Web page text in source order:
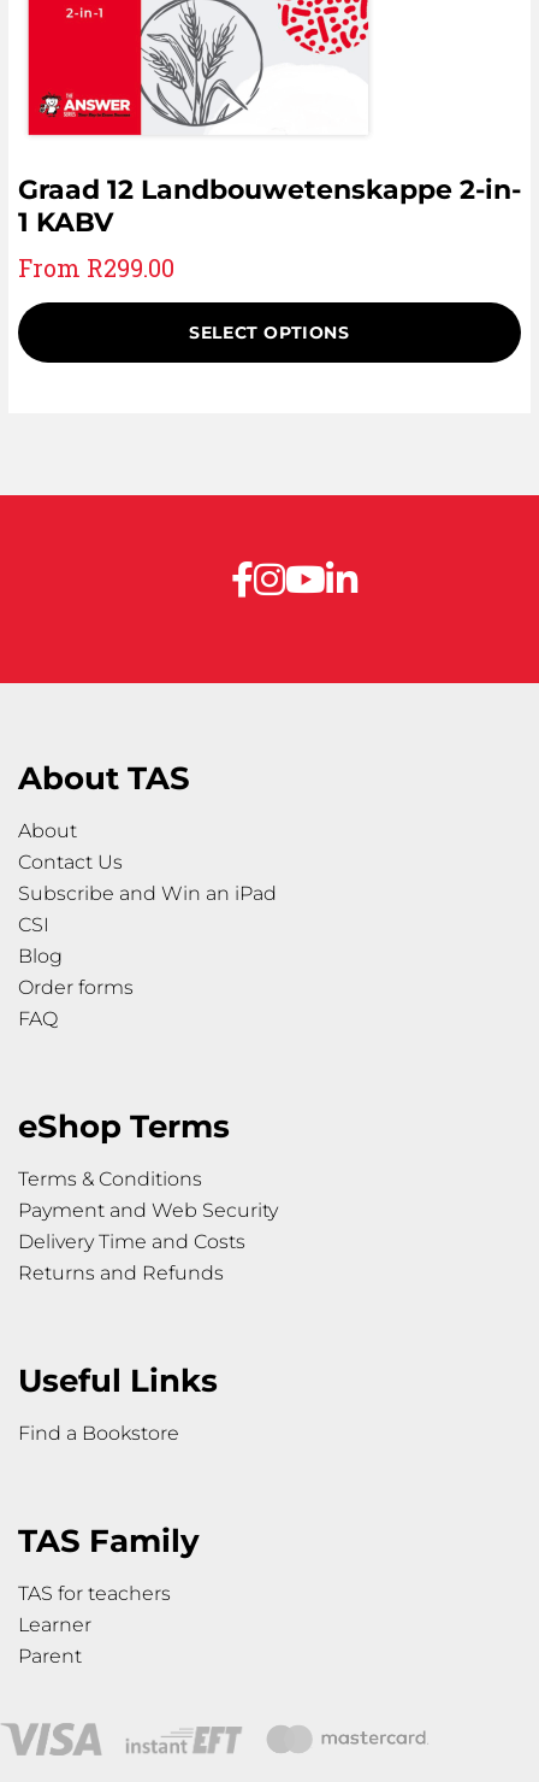
Graad 12 Landbouwetenskappe 2-in-
1 KABV
From R299.00
SELECT OPTIONS
About TAS
About
Contact Us
Subscribe and Win an iPad
CSI
Blog
Order forms
FAQ
eShop Terms
Terms & Conditions
Payment and Web Security
Delivery Time and Costs
Returns and Refunds
Useful Links
Find a Bookstore
TAS Family
TAS for teachers
Learner
Parent